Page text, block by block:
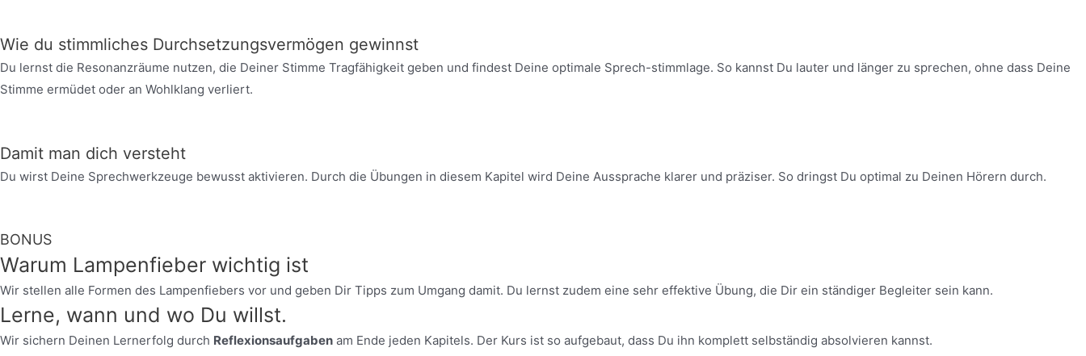
Wie du stimmliches Durchsetzungsvermögen gewinnst
Du lernst die Resonanzräume nutzen, die Deiner Stimme Tragfähigkeit geben und findest Deine optimale Sprech-stimmlage. So kannst Du lauter und länger zu sprechen, ohne dass Deine
Stimme ermüdet oder an Wohlklang verliert.
Damit man dich versteht
Du wirst Deine Sprechwerkzeuge bewusst aktivieren. Durch die Übungen in diesem Kapitel wird Deine Aussprache klarer und präziser. So dringst Du optimal zu Deinen Hörern durch.
BONUS
Warum Lampenfieber wichtig ist
Wir stellen alle Formen des Lampenfiebers vor und geben Dir Tipps zum Umgang damit. Du lernst zudem eine sehr effektive Übung, die Dir ein ständiger Begleiter sein kann.
Lerne, wann und wo Du willst.
Wir sichern Deinen Lernerfolg durch Reflexionsaufgaben am Ende jeden Kapitels. Der Kurs ist so aufgebaut, dass Du ihn komplett selbständig absolvieren kannst.